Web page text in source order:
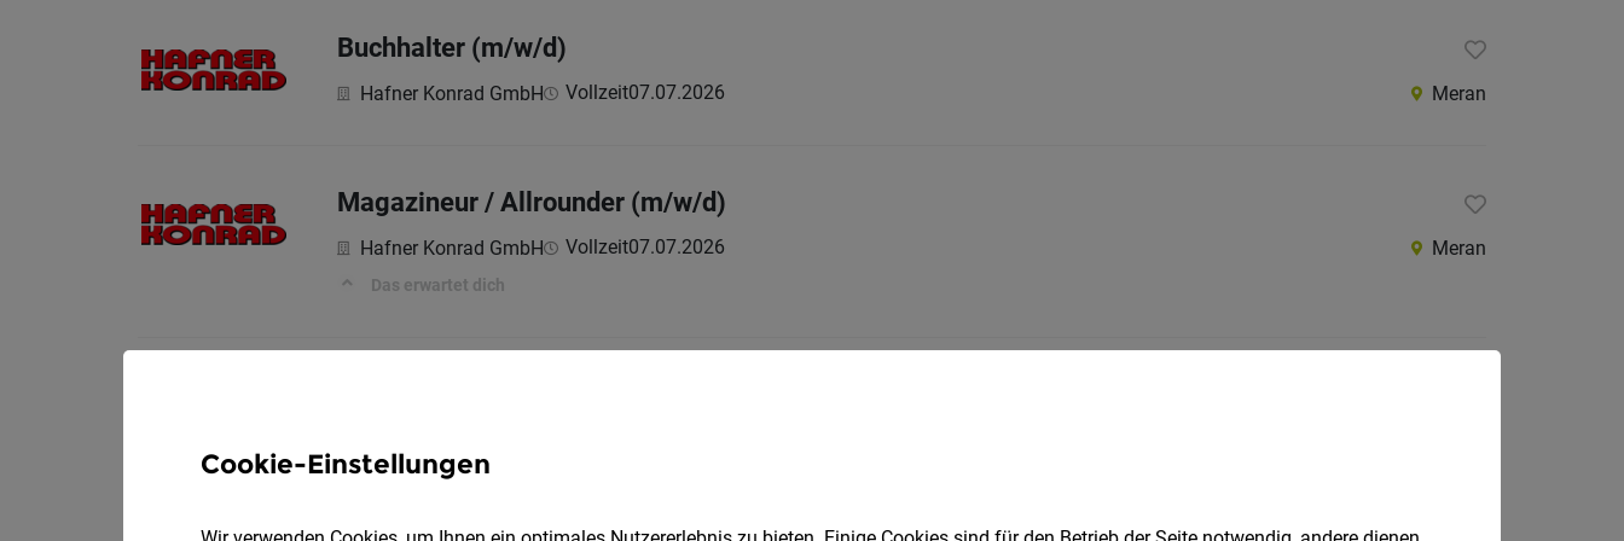
Buchhalter (m/w/d)
Hafner Konrad GmbH Vollzeit07.07.2026 Meran
Magazineur / Allrounder (m/w/d)
Hafner Konrad GmbH Vollzeit07.07.2026 Meran
Das erwartet dich
Cookie-Einstellungen